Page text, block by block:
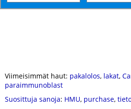
Viimeisimmät haut: pakalolos, lakat,
paraimmunoblast
Suosittuja sanoja: HMU, purchase,